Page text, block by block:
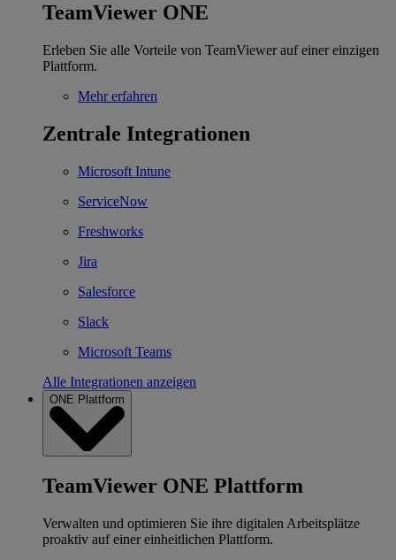
TeamViewer ONE
Erleben Sie alle Vorteile von TeamViewer auf einer einzigen
Plattform.
Mehr erfahren
Zentrale Integrationen
Microsoft Intune
ServiceNow
Freshworks
Jira
Salesforce
Slack
Microsoft Teams
Alle Integrationen anzeigen
ONE Plattform
TeamViewer ONE Plattform
Verwalten und optimieren Sie ihre digitalen Arbeitsplätze
proaktiv auf einer einheitlichen Plattform.